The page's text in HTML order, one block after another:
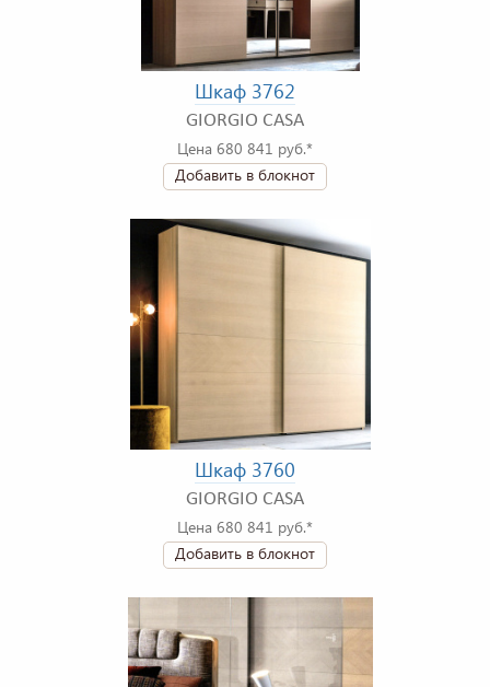
Шкаф 3762
GIORGIO CASA
Цена 680 841 руб.*
Добавить в блокнот
Шкаф 3760
GIORGIO CASA
Цена 680 841 руб.*
Добавить в блокнот